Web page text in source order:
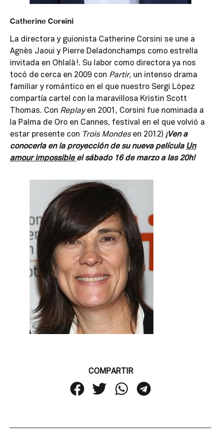
Catherine Corsini
La directora y guionista Catherine Corsini se une a
Agnès Jaoui y Pierre Deladonchamps como estrella
invitada en Ohlalà!. Su labor como directora ya nos
tocó de cerca en 2009 con Partir, un intenso drama
familiar y romántico en el que nuestro Sergi López
compartía cartel con la maravillosa Kristin Scott
Thomas. Con Replayen 2001, Corsini fue nominada a
la Palma de Oro en Cannes, festival en el que volvió a
estar presente con
Trois Mondesen 2012) ¡Ven a
conocerla en la proyección de su nueva película Un
amour impossible el sábado 16 de marzo a las 20h!
COMPARTIR